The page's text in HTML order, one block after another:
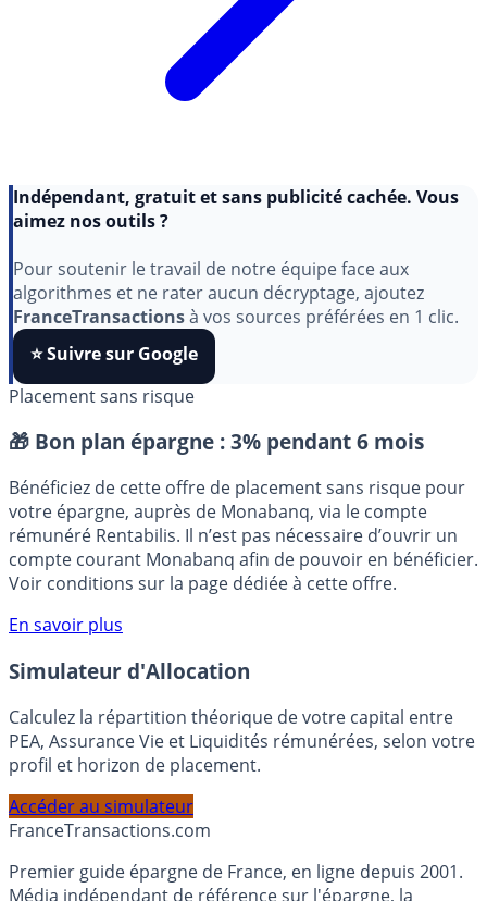
aimez nos outils ?
Pour soutenir le travail de notre équipe face aux
algorithmes et ne rater aucun décryptage, ajoutez
FranceTransactionsà vos sources préférées en 1 clic.
⭐️ Suivre sur Google
Placement sans risque
🎁 Bon plan épargne : 3% pendant 6 mois
Bénéficiez de cette offre de placement sans risque pour
votre épargne, auprès de Monabanq, via le compte
rémunéré Rentabilis. Il n’est pas nécessaire d’ouvrir un
Voir conditions sur la page dédiée à cette offre.
En savoir plus
Simulateur d'Allocation
Calculez la répartition théorique de votre capital entre
PEA, Assurance Vie et Liquidités rémunérées, selon votre
profil et horizon de placement.
FranceTransactions.com